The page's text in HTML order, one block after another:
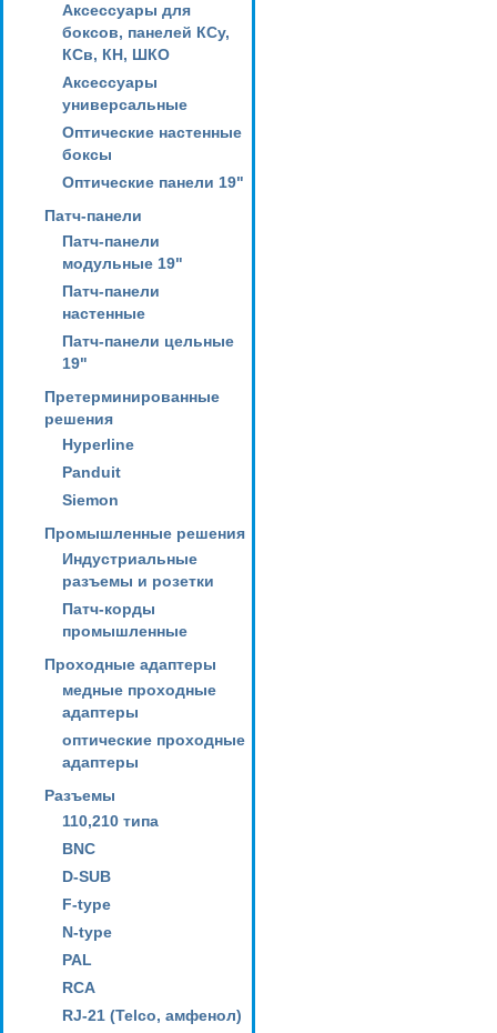
Аксессуары для
боксов, панелей КСу,
КСв, КН, ШКО
Аксессуары
универсальные
Оптические настенные
боксы
Оптические панели 19"
Патч-панели
Патч-панели
модульные 19"
Патч-панели
настенные
Патч-панели цельные
19"
Претерминированные
решения
Hyperline
Panduit
Siemon
Промышленные решения
Индустриальные
разъемы и розетки
Патч-корды
промышленные
Проходные адаптеры
медные проходные
адаптеры
оптические проходные
адаптеры
Разъемы
110,210 типа
BNC
D-SUB
F-type
N-type
PAL
RCA
RJ-21 (Telco, амфенол)